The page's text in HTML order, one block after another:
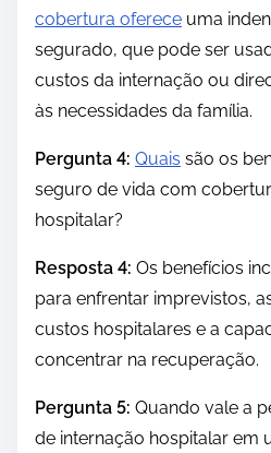
cobertura oferece uma
segurado, que pode ser
custos da internação ou
às necessidades da família.
Pergunta 4: Quais são os
seguro de vida com
hospitalar?
Resposta 4: Os benefícios
para enfrentar imprevistos,
custos hospitalares e a
concentrar na recuperação.
Pergunta 5: Quando vale a
de internação hospitalar em